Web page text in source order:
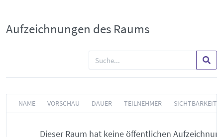
Aufzeichnungen des Raums
NAME VORSCHAU DAUER TEILNEHMER SICHTBARKEIT
Dieser Raum hat keine öffentlichen